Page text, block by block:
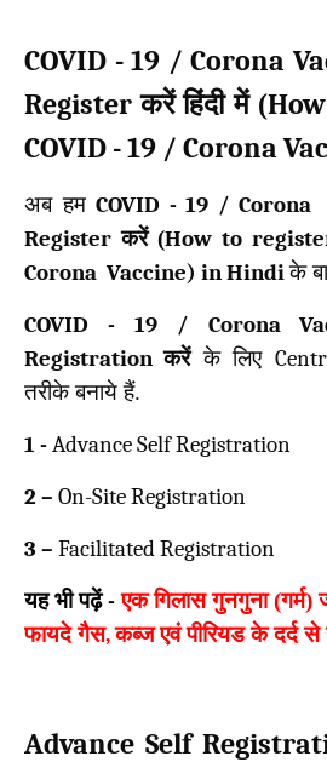
COVID - 19 / Corona
Registerकरें हिंदी में (
COVID - 19 / Corona
अब हमCOVID - 19 /
Registerकरें (How to
Corona Vaccine) in Hindiके
COVID - 19 / Corona
Registrationकरेंके लिए
तरीके बनाये हैं.
1 -Advance Self Registration
2 – On-Site Registration
3 – Facilitated Registration
यह भी पढ़ें- एक गिलास गुनगुना
फायदे गैस,कब्ज एवं पीरियड के दर्द से
Advance Self